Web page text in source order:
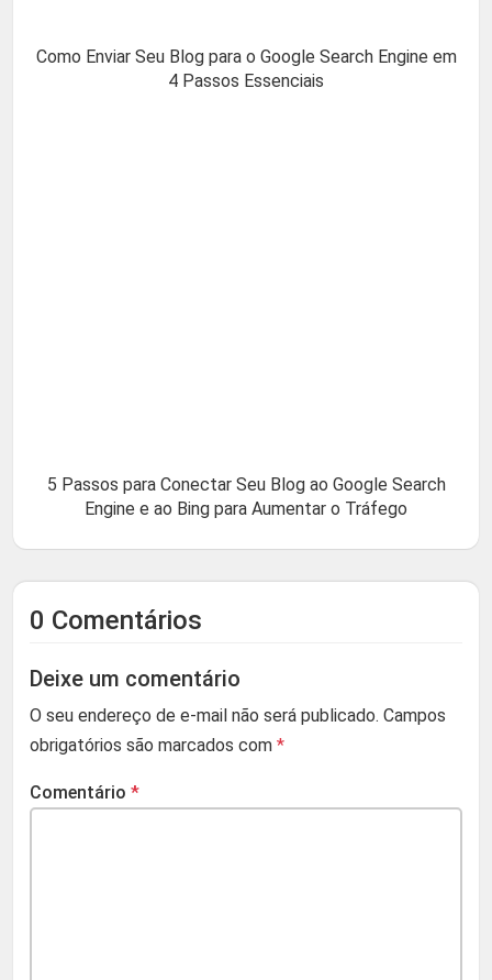
Como Enviar Seu Blog para o Google Search Engine em
4 Passos Essenciais
5 Passos para Conectar Seu Blog ao Google Search
Engine e ao Bing para Aumentar o Tráfego
0 Comentários
Deixe um comentário
O seu endereço de e-mail não será publicado. Campos
obrigatórios são marcados com *
Comentário *